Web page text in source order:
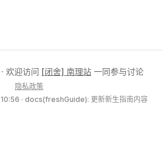
欢迎访问 [闭舍] 南理站一同参与讨论
隐私政策
· docs(freshGuide): 更新新生指南内容